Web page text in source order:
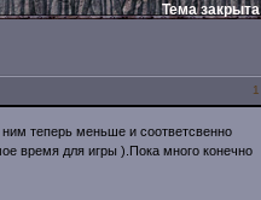
Тема закрыта
1
теперь меньше и соответсвенно
время для игры ).Пока много конечно